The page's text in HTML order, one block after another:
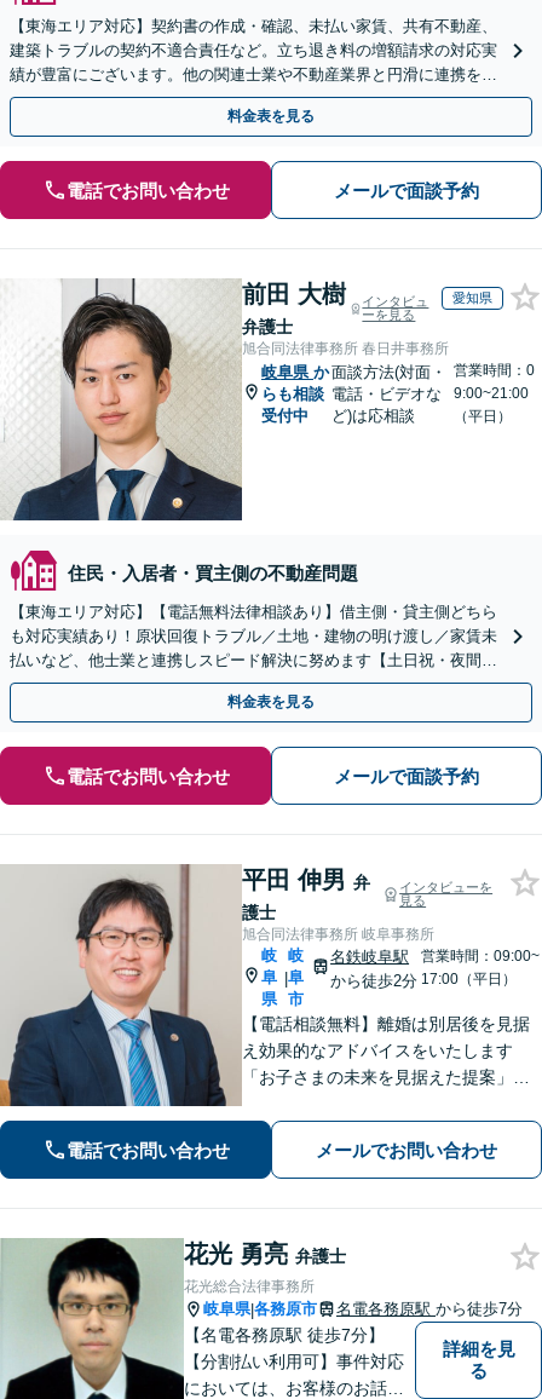
【東海エリア対応】契約書の作成・確認、未払い家賃、共有不動産、
建築トラブルの契約不適合責任など。立ち退き料の増額請求の対応実
績が豊富にございます。他の関連士業や不動産業界と円滑に連携を行
い、正確に手続きを進めてまいります。【初回面談無料】
料金表を見る
電話でお問い合わせ メールで面談予約
前田 大樹
弁護士
インタビュ
ーを見る
愛知県
旭合同法律事務所 春日井事務所
岐阜県 か
らも相談
受付中
面談方法(対面・
電話・ビデオな
ど)は応相談
営業時間：0
9:00~21:00
（平日）
住民・入居者・買主側の不動産問題
【東海エリア対応】【電話無料法律相談あり】借主側・貸主側どちら
も対応実績あり！原状回復トラブル／土地・建物の明け渡し／家賃未
払いなど、他士業と連携しスピード解決に努めます【土日祝・夜間対
応】【オンライン面談可】【完全個室】
料金表を見る
電話でお問い合わせ メールで面談予約
平田 伸男 弁
護士
インタビューを
見る
旭合同法律事務所 岐阜事務所
岐
阜
県
|
岐
阜
市
名鉄岐阜駅
から徒歩2分
営業時間：09:00~
17:00（平日）
【電話相談無料】離婚は別居後を見据
え効果的なアドバイスをいたします
「お子さまの未来を見据えた提案」遺
ください【岐阜駅3分】他業種との連携
で不動産トラブルを回避【休日・夜間
面談可】【ビデオ面談あり】
電話でお問い合わせ メールでお問い合わせ
花光 勇亮 弁護士
花光総合法律事務所
岐阜県|各務原市 名電各務原駅 から徒歩7分
【名電各務原駅 徒歩7分】
【分割払い利用可】事件対応
においては、お客様のお話を
詳細を見
る